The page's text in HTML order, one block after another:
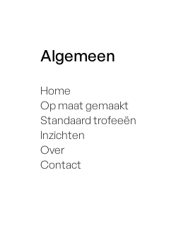
Algemeen
Home
Op maat gemaakt
Standaard trofeeën
Inzichten
Over
Contact